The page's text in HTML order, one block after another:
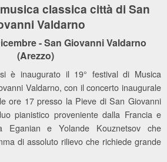
classica città di San
Valdarno
- San Giovanni Valdarno
(Arezzo)
è inaugurato il 19° festival di Musica
Valdarno, con il concerto inaugurale
ore 17 presso la Pieve di San Giovanni
pianistico proveniente dalla Francia e
Eganian e Yolande Kouznetsov che
di assoluto rilievo che richiede grande